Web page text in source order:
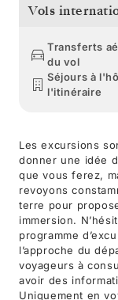
Vols
Transferts
du vol
Séjours à
l'itinéraire
Les excursions
donner une idée
que vous ferez,
revoyons
terre pour
immersion.
programme
l’approche du
voyageurs à
avoir des
Uniquement en